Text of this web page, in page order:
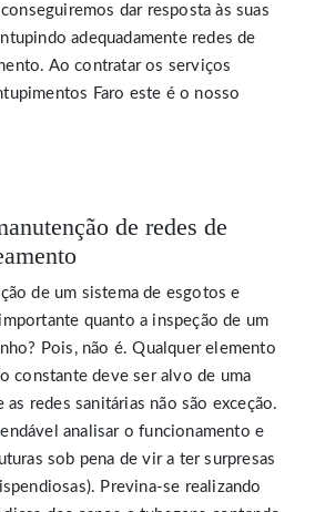
dar resposta às suas
adequadamente redes de
Ao contratar os serviços
Faro este é o nosso
de redes de
de um sistema de esgotos e
quanto a inspeção de um
Pois, não é. Qualquer elemento
constante deve ser alvo de uma
redes sanitárias não são exceção.
analisar o funcionamento e
sob pena de vir a ter surpresas
Previna-se realizando